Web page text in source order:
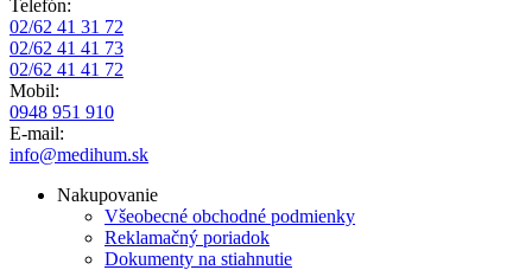
Telefón:
02/62 41 31 72
02/62 41 41 73
02/62 41 41 72
Mobil:
0948 951 910
E-mail:
info@medihum.sk
Nakupovanie
Všeobecné obchodné podmienky
Reklamačný poriadok
Dokumenty na stiahnutie